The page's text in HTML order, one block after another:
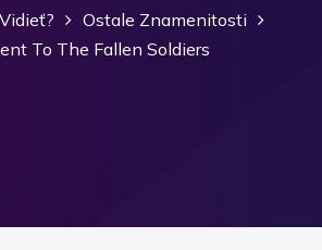
Ostale Znamenitosti
To The Fallen Soldiers